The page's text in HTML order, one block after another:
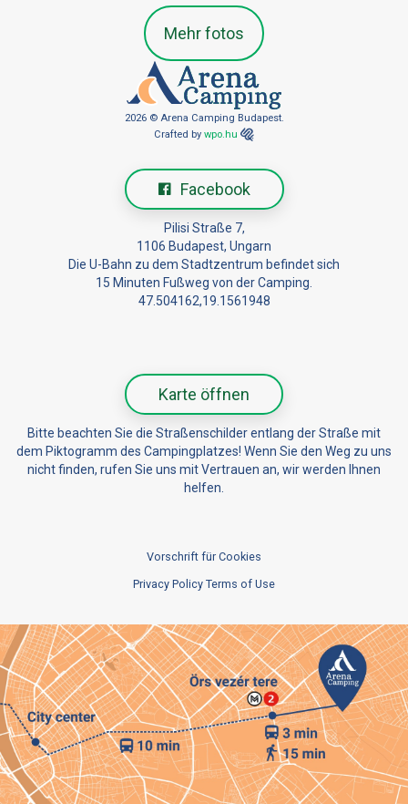
Mehr fotos
2026 © Arena Camping Budapest.
Crafted by wpo.hu
Facebook
Pilisi Straße 7,
1106 Budapest, Ungarn
Die U-Bahn zu dem Stadtzentrum befindet sich
15 Minuten Fußweg von der Camping.
47.504162,19.1561948
Karte öffnen
Bitte beachten Sie die Straßenschilder entlang der Straße mit
dem Piktogramm des Campingplatzes! Wenn Sie den Weg zu uns
nicht finden, rufen Sie uns mit Vertrauen an, wir werden Ihnen
helfen.
Vorschrift für Cookies
Privacy Policy Terms of Use